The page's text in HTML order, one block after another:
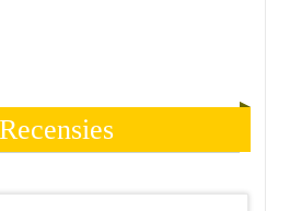
Recensies